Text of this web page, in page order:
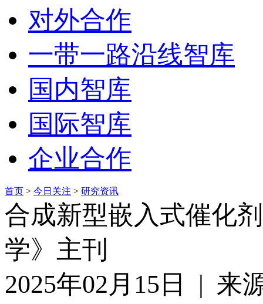
对外合作
一带一路沿线智库
国内智库
国际智库
企业合作
首页 > 今日关注 > 研究资讯
合成新型嵌入式催化
学》主刊
2025年02月15日 | 来